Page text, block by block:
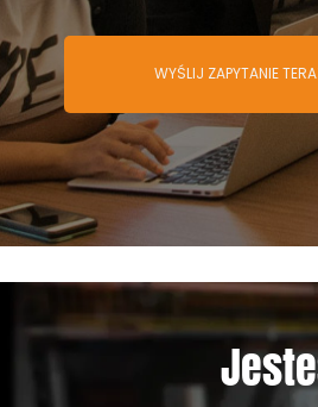
WYŚLIJ ZAPYTANIE